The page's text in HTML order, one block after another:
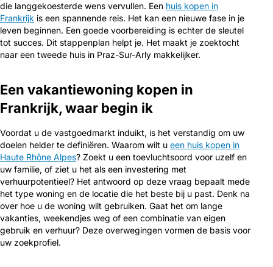
die langgekoesterde wens vervullen. Een huis kopen in
Frankrijk is een spannende reis. Het kan een nieuwe fase in je
leven beginnen. Een goede voorbereiding is echter de sleutel
tot succes. Dit stappenplan helpt je. Het maakt je zoektocht
naar een tweede huis in Praz-Sur-Arly makkelijker.
Een vakantiewoning kopen in
Frankrijk, waar begin ik
Voordat u de vastgoedmarkt induikt, is het verstandig om uw
doelen helder te definiëren. Waarom wilt u een huis kopen in
Haute Rhône Alpes? Zoekt u een toevluchtsoord voor uzelf en
uw familie, of ziet u het als een investering met
verhuurpotentieel? Het antwoord op deze vraag bepaalt mede
het type woning en de locatie die het beste bij u past. Denk na
over hoe u de woning wilt gebruiken. Gaat het om lange
vakanties, weekendjes weg of een combinatie van eigen
gebruik en verhuur? Deze overwegingen vormen de basis voor
uw zoekprofiel.